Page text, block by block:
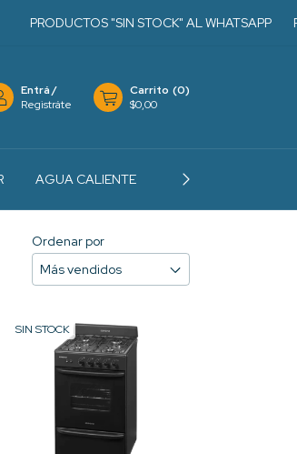
"SIN STOCK" AL WHATSAPP
Entrá/
Registráte
Carrito (0)
$0,00
AGUA CALIENTE CALEFACCION
Ordenar por
SIN STOCK